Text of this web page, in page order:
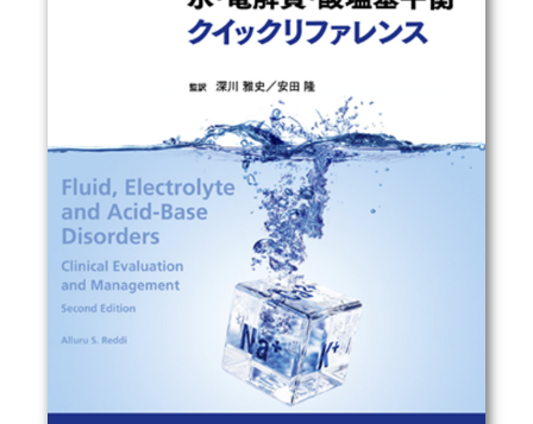
薬学(7)
保健・体育(1)
医学一般(91) マルチメディア(0)